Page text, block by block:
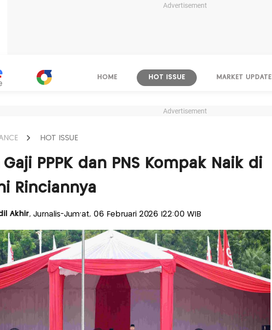
Advertisement
HOME HOT ISSUE MARKET UPDATE
Advertisement
HOT ISSUE
PPPK dan PNS Kompak Naik di
Rinciannya
Akhir, Jurnalis-Jum'at, 06 Februari 2026 |22:00 WIB